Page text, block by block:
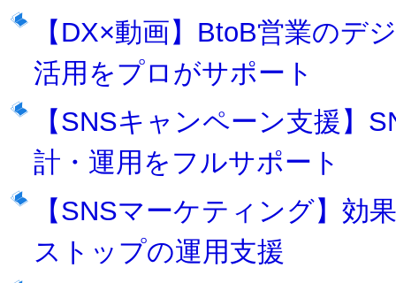
【DX×動画】BtoB営業のデ
活用をプロがサポート
【SNSキャンペーン支援】
計・運用をフルサポート
【SNSマーケティング】効
ストップの運用支援